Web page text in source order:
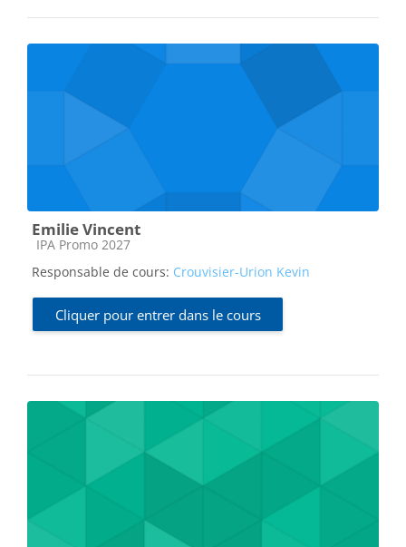
Emilie Vincent
Catégorie de cours
IPA Promo 2027
Responsable de cours: Crouvisier-Urion Kevin
Cliquer pour entrer dans le cours